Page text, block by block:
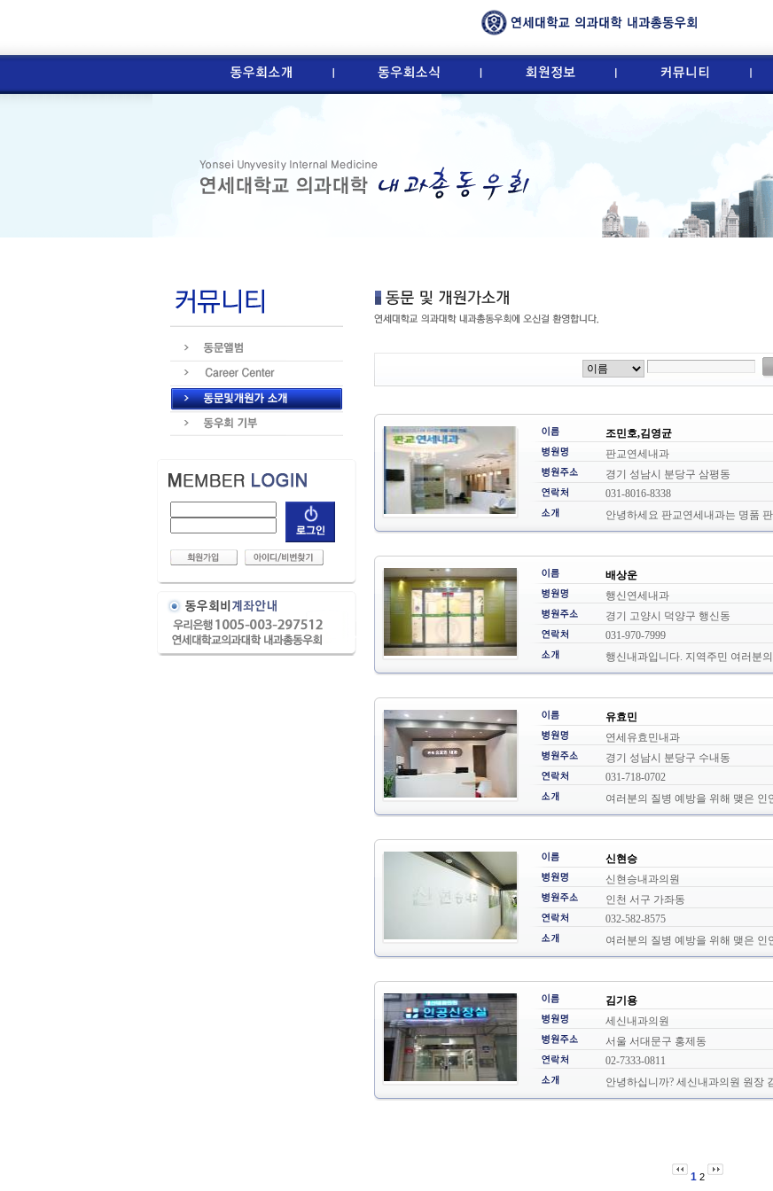
조민호,김영균
판교연세내과
경기 성남시 분당구 삼평동
031-8016-8338
안녕하세요 판교연세내과는 명품
배상운
행신연세내과
경기 고양시 덕양구 행신동
031-970-7999
행신내과입니다. 지역주민 여러분
유효민
연세유효민내과
경기 성남시 분당구 수내동
031-718-0702
여러분의 질병 예방을 위해 맺은 인
신현승
신현승내과의원
인천 서구 가좌동
032-582-8575
여러분의 질병 예방을 위해 맺은 인
김기용
세신내과의원
서울 서대문구 홍제동
02-7333-0811
안녕하십니까? 세신내과의원 원장
1 2